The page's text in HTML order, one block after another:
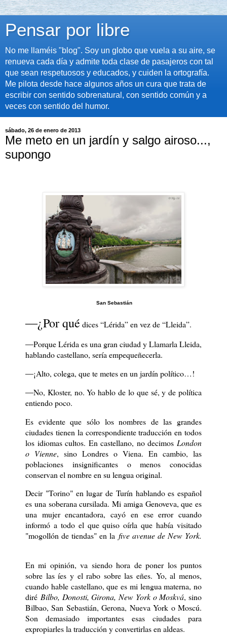
Pensar por libre
No me llaméis "blog". Soy un globo que vuela a su aire, se
renueva cada día y admite toda clase de pasajeros con tal
que sean respetuosos y educados, y cuiden la ortografía.
Me pilota desde hace algunos años un cura que trata de
escribir con sentido sobrenatural, con sentido común y a
veces con sentido del humor.
sábado, 26 de enero de 2013
Me meto en un jardín y salgo airoso...,
supongo
San Sebastián
―¿Por qué dices “Lérida” en vez de “Lleida”.
―Porque Lérida es una gran ciudad y Llamarla Lleida,
hablando castellano, sería empequeñecerla.
―¡Alto, colega, que te metes en un jardín político…!
―No, Kloster, no. Yo hablo de lo que sé, y de política
entiendo poco.
Es evidente que sólo los nombres de las grandes
ciudades tienen la correspondiente traducción en todos
los idiomas cultos. En castellano, no decimos London
o Vienne, sino Londres o Viena. En cambio, las
poblaciones insignificantes o menos conocidas
conservan el nombre en su lengua original.
Decir "Torino" en lugar de Turín hablando es español
es una soberana cursilada. Mi amiga Genoveva, que es
una mujer encantadora, cayó en ese error cuando
informó a todo el que quiso oírla que había visitado
"mogollón de tiendas" en la five avenue de New York.
En mi opinión, va siendo hora de poner los puntos
sobre las íes y el rabo sobre las eñes. Yo, al menos,
cuando hable castellano, que es mi lengua materna, no
diré Bilbo, Donosti, Girona, New York o Moskvá, sino
Bilbao, San Sebastián, Gerona, Nueva York o Moscú.
Son demasiado importantes esas ciudades para
expropiarles la traducción y convertirlas en aldeas.